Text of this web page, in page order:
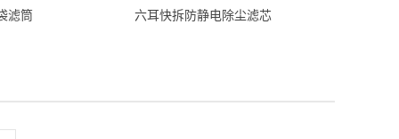
滤筒 六耳快拆防静电除尘滤芯